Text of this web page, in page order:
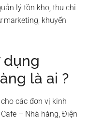
lý tồn kho, thu chi
marketing, khuyến
dụng
là ai ?
các đơn vị kinh
– Nhà hàng, Điện